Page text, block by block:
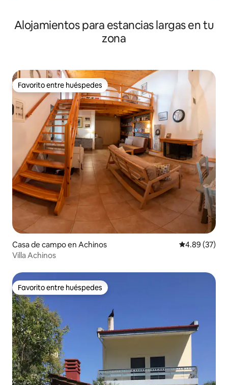
Alojamientos para estancias largas en tu
zona
Favorito entre huéspedes
Favorito entre huéspedes
Casa de campo en Achinos Calificación
4.89 (37)
Villa Achinos
Favorito entre huéspedes
Favorito entre huéspedes